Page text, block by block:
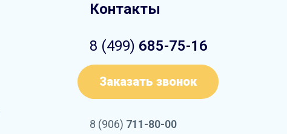
Контакты
8 (499) 685-75-16
Заказать звонок
8 (906) 711-80-00